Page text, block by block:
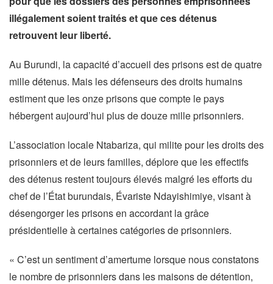
illégalement soient traités et que ces détenus
retrouvent leur liberté.
Au Burundi, la capacité d’accueil des prisons est de quatre
mille détenus. Mais les défenseurs des droits humains
estiment que les onze prisons que compte le pays
hébergent aujourd’hui plus de douze mille prisonniers.
L’association locale Ntabariza, qui milite pour les droits des
prisonniers et de leurs familles, déplore que les effectifs
des détenus restent toujours élevés malgré les efforts du
chef de l’État burundais, Évariste Ndayishimiye, visant à
désengorger les prisons en accordant la grâce
présidentielle à certaines catégories de prisonniers.
« C’est un sentiment d’amertume lorsque nous constatons
le nombre de prisonniers dans les maisons de détention,